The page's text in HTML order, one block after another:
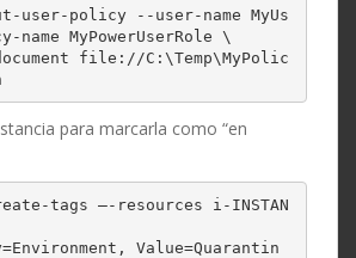
user-policy --user-name MyUs
MyPowerUserRole \
file://C:\Temp\MyPolic
para marcarla como “en
tags –-resources i-INSTAN
Value=Quarantin